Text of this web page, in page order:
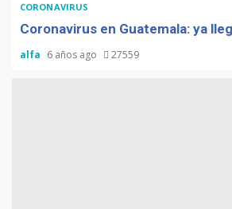
CORONAVIRUS
Coronavirus en Guatemala: ya
alfa 6 años ago 27559